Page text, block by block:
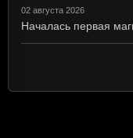
02 августа 2026
Началась первая